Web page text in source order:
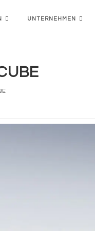
UNTERNEHMEN